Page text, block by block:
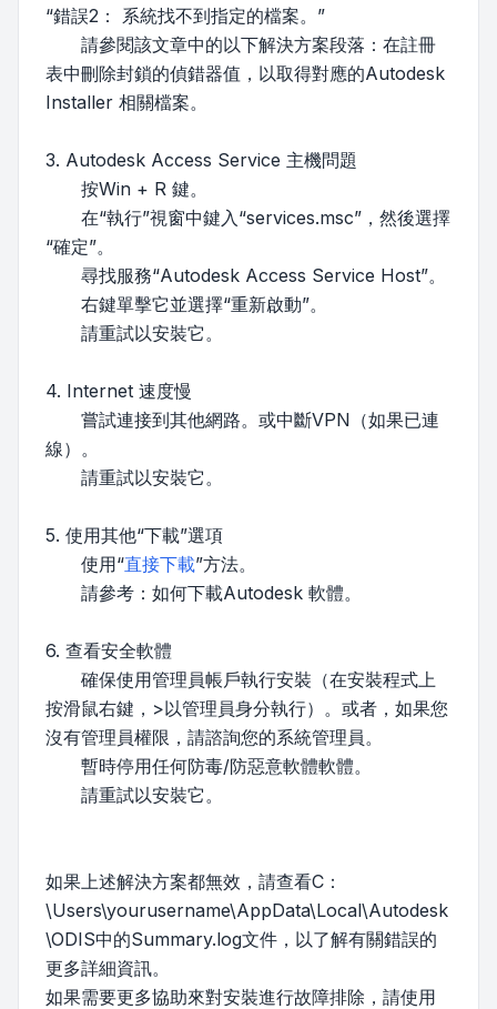
“錯誤2： 系統找不到指定的檔案。”
請參閱該文章中的以下解決方案段落：在註冊
表中刪除封鎖的偵錯器值，以取得對應的Autodesk
Installer 相關檔案。
3. Autodesk Access Service 主機問題
按Win + R 鍵。
在“執行”視窗中鍵入“services.msc”，然後選擇
“確定”。
尋找服務“Autodesk Access Service Host”。
右鍵單擊它並選擇“重新啟動”。
請重試以安裝它。
4. Internet 速度慢
嘗試連接到其他網路。或中斷VPN（如果已連
線）。
請重試以安裝它。
5. 使用其他“下載”選項
使用“直接下載”方法。
請參考：如何下載Autodesk 軟體。
6. 查看安全軟體
確保使用管理員帳戶執行安裝（在安裝程式上
按滑鼠右鍵，>以管理員身分執行）。或者，如果您
沒有管理員權限，請諮詢您的系統管理員。
暫時停用任何防毒/防惡意軟體軟體。
請重試以安裝它。
如果上述解決方案都無效，請查看C：
\Users\yourusername\AppData\Local\Autodesk
\ODIS中的Summary.log文件，以了解有關錯誤的
更多詳細資訊。
如果需要更多協助來對安裝進行故障排除，請使用